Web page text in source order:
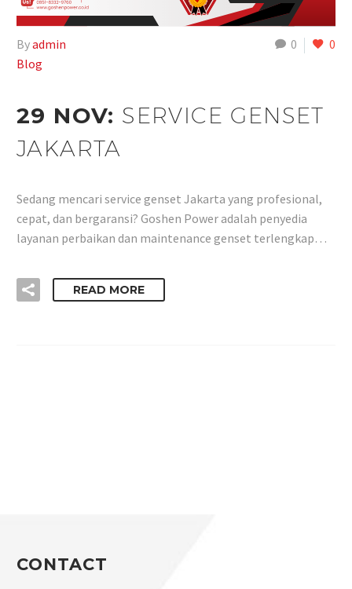
0 0
Byadmin
Blog
29 NOV: SERVICE GENSET
JAKARTA
Sedang mencari service genset Jakarta yang profesional,
cepat, dan bergaransi? Goshen Power adalah penyedia
layanan perbaikan dan maintenance genset terlengkap…
READ MORE
CONTACT